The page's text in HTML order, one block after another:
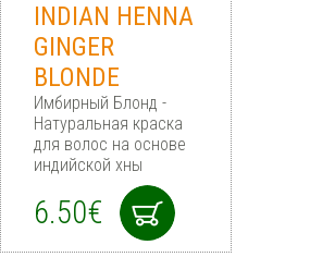
INDIAN HENNA
GINGER
BLONDE
Имбирный Блонд -
Натуральная краска
для волос на основе
индийской хны
6.50€